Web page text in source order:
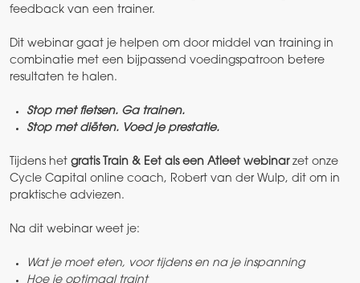
feedback van een trainer.
Dit webinar gaat je helpen om door middel van training in
combinatie met een bijpassend voedingspatroon betere
resultaten te halen.
Stop met fietsen. Ga trainen.
Stop met diëten. Voed je prestatie.
Tijdens het gratis Train & Eet als een Atleet webinarzet onze
Cycle Capital online coach, Robert van der Wulp, dit om in
praktische adviezen.
Na dit webinar weet je:
Wat je moet eten, voor tijdens en na je inspanning
Hoe je optimaal traint